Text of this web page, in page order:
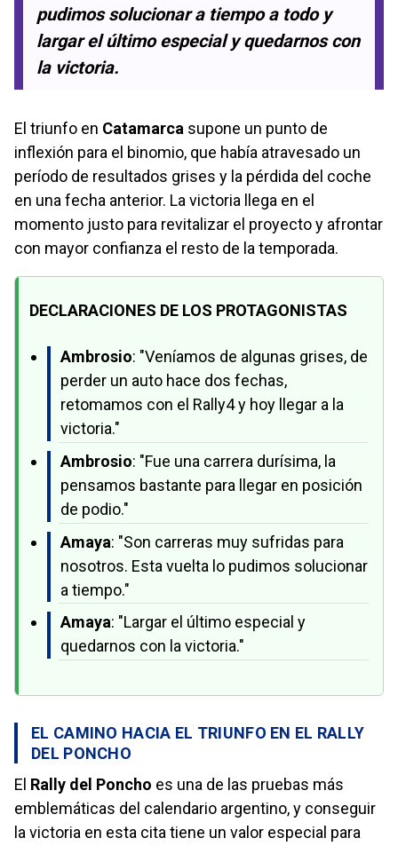
pudimos solucionar a tiempo a todo y
largar el último especial y quedarnos con
la victoria.
El triunfo en Catamarca supone un punto de
inflexión para el binomio, que había atravesado un
período de resultados grises y la pérdida del coche
en una fecha anterior. La victoria llega en el
momento justo para revitalizar el proyecto y afrontar
con mayor confianza el resto de la temporada.
DECLARACIONES DE LOS PROTAGONISTAS
Ambrosio: "Veníamos de algunas grises, de
perder un auto hace dos fechas,
retomamos con el Rally4 y hoy llegar a la
victoria."
Ambrosio: "Fue una carrera durísima, la
pensamos bastante para llegar en posición
de podio."
Amaya: "Son carreras muy sufridas para
nosotros. Esta vuelta lo pudimos solucionar
a tiempo."
Amaya: "Largar el último especial y
quedarnos con la victoria."
EL CAMINO HACIA EL TRIUNFO EN EL RALLY
DEL PONCHO
El Rally del Poncho es una de las pruebas más
emblemáticas del calendario argentino, y conseguir
la victoria en esta cita tiene un valor especial para